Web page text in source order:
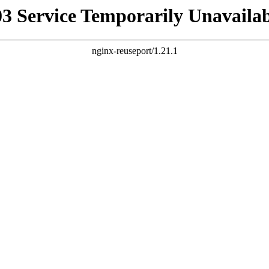
Service Temporarily
nginx-reuseport/1.21.1